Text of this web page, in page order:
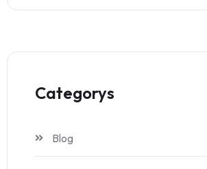
Categorys
Blog